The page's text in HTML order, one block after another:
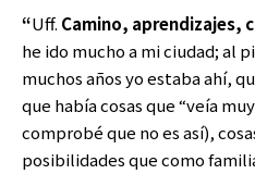
“Uff. Camino, aprendizajes,
he ido mucho a mi ciudad; al
muchos años yo estaba ahí,
que había cosas que “veía
comprobé que no es así),
posibilidades que como